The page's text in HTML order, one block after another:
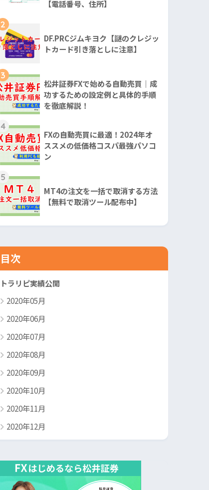
【電話番号、住所】
2
DF.PRCジムキヨク【謎のクレジッ
トカード引き落としに注意】
3
松井証券FXで始める自動売買｜成
功するための設定例と具体的手順
を徹底解説！
4
FXの自動売買に最適！2024年オ
ススメの低価格コスパ最強パソコ
ン
5
MT4の注文を一括で取消する方法
【無料で取消ツール配布中】
目次
トラリピ実績公開
2020年05月
2020年06月
2020年07月
2020年08月
2020年09月
2020年10月
2020年11月
2020年12月